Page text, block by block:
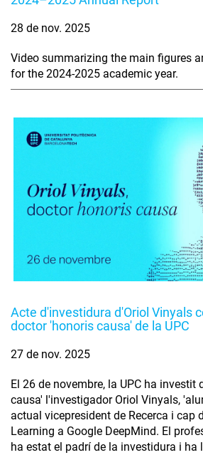
28 de nov. 2025
Video summarizing the main figures
for the 2024-2025 academic year.
Acte d'investidura d'Oriol Vinyals
doctor 'honoris causa' de la UPC
27 de nov. 2025
El 26 de novembre, la UPC ha investit
causa' l'investigador Oriol Vinyals,
actual vicepresident de Recerca i cap
Learning a Google DeepMind. El
ha estat el padrí de la investidura i ha